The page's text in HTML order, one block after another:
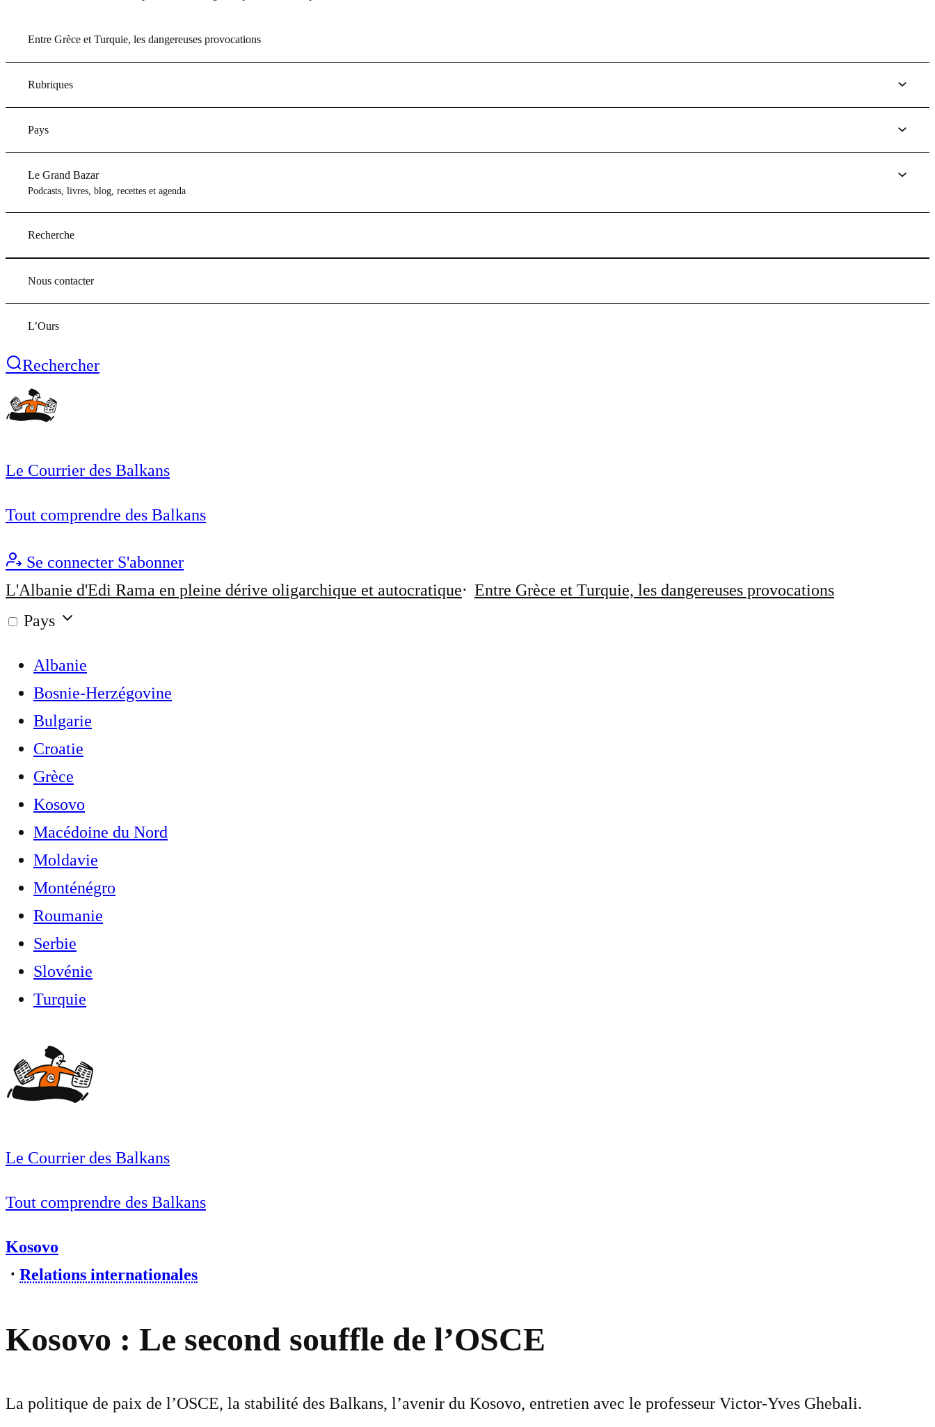
Entre Grèce et Turquie, les dangereuses provocations
Rubriques
Pays
Le Grand Bazar
Podcasts, livres, blog, recettes et agenda
Recherche
Nous contacter
L’Ours
Rechercher
Le Courrier des Balkans
Tout comprendre des Balkans
Se connecter S'abonner
L'Albanie d'Edi Rama en pleine dérive oligarchique et autocratique
Entre Grèce et Turquie, les dangereuses provocations
Pays
Albanie
Bosnie-Herzégovine
Bulgarie
Croatie
Grèce
Kosovo
Macédoine du Nord
Moldavie
Monténégro
Roumanie
Serbie
Slovénie
Turquie
Le Courrier des Balkans
Tout comprendre des Balkans
Kosovo
⋅ Relations internationales
Kosovo : Le second souffle de l’OSCE
La politique de paix de l’OSCE, la stabilité des Balkans, l’avenir du Kosovo, entretien avec le professeur Victor-Yves Ghebali.